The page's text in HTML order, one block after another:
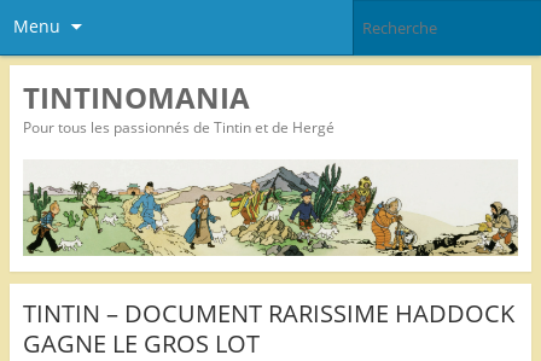
Menu
TINTINOMANIA
Pour tous les passionnés de Tintin et de Hergé
TINTIN – DOCUMENT RARISSIME HADDOCK
GAGNE LE GROS LOT